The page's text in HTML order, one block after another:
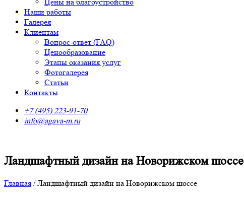
Наши работы
Галерея
Клиентам
Вопрос-ответ (FAQ)
Ценообразование
Этапы оказания услуг
Фотогалерея
Статьи
Контакты
+7 (495) 223-91-70
info@agava-m.ru
Ландшафтный дизайн на Новорижском шоссе
Главная /Ландшафтный дизайн на Новорижском шоссе